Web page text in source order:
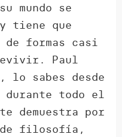
mundo se
tiene que
de formas casi
Paul
lo sabes desde
todo el
demuestra por
filosofía,